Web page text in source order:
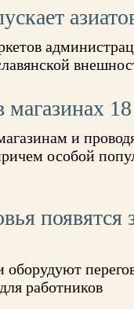
и
особой
появятся
оборудуют
работников